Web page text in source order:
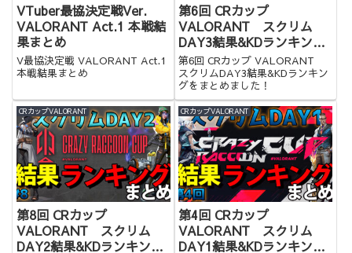
VTuber最協決定戦Ver.
VALORANT Act.1 本戦結
果まとめ
V最協決定戦 VALORANT Act.1
本戦結果まとめ
第6回 CRカップ
VALORANT スクリム
DAY3結果&KDランキング
まとめ
第6回 CRカップ VALORANT
スクリムDAY3結果&KDランキン
グをまとめました！
CRカップVALORANT
第8回 CRカップ
VALORANT スクリム
DAY2結果&KDランキング
CRカップVALORANT
第4回 CRカップ
VALORANT スクリム
DAY1結果&KDランキング